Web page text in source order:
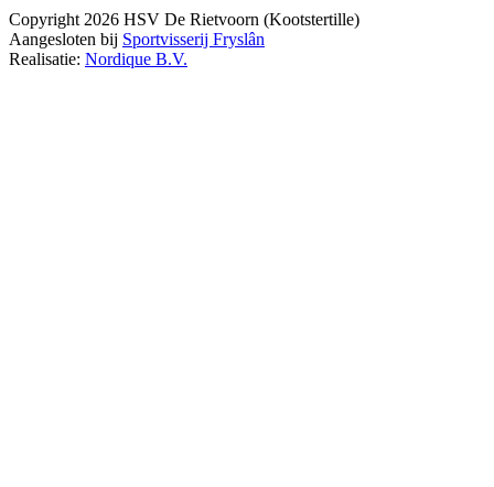
Copyright 2026 HSV De Rietvoorn (Kootstertille)
Aangesloten bij Sportvisserij Fryslân
Realisatie: Nordique B.V.